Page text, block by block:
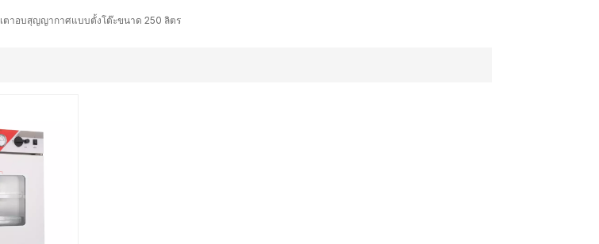
เตาอบสุญญากาศแบบตั้งโต๊ะขนาด 250 ลิตร